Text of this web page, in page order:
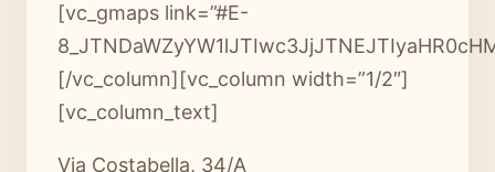
[vc_gmaps link=”#E-
[/vc_column][vc_column width=”1/2″]
[vc_column_text]
Via Costabella, 34/A